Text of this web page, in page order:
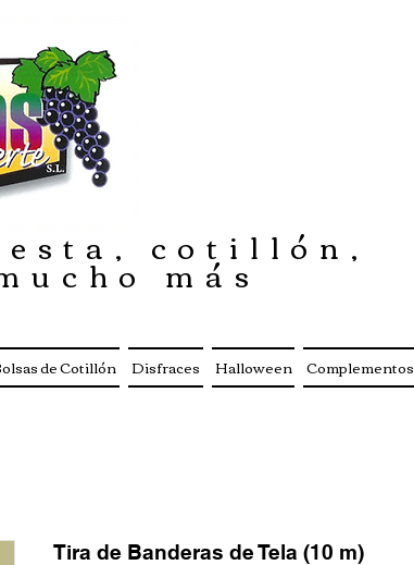
Tira de Banderas de Tela (10 m)
cotillón,
más
de Cotillón Disfraces Halloween Complementos